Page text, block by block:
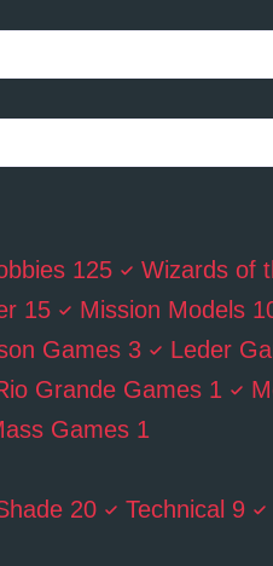
125 Wizards of
15 Mission Models
Games 3 Leder
Grande Games 1
Games 1
20 Technical 9